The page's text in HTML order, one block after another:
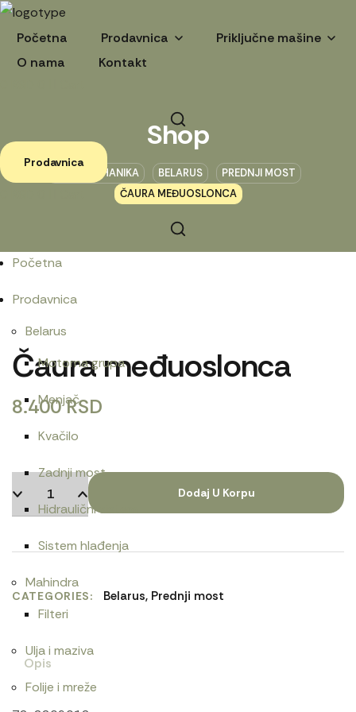
Početna Prodavnica
Priključne mašine
O nama
Kontakt
Prodavnica
Početna
Prodavnica
Belarus
Motorna grupa
Menjač
Kvačilo
Zadnji most
Hidraulični sistem
Sistem hlađenja
Mahindra
Filteri
Ulja i maziva
Folije i mreže
Shop
POLJOMEHANIKA BELARUS
PREDNJI MOST
ČAURA MEĐUOSLONCA
Čaura međuoslonca
8.400RSD
Dodaj U Korpu
CATEGORIES Belarus, Prednji most
Opis